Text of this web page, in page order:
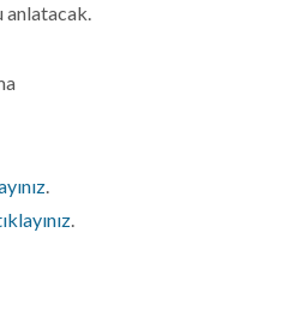
anlatacak.
.
.